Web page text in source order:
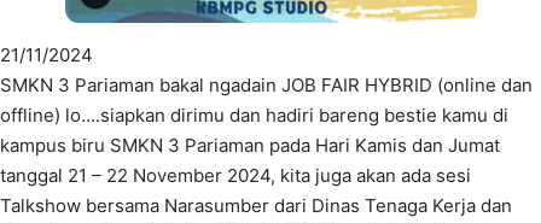
21/11/2024
SMKN 3 Pariaman bakal ngadain JOB FAIR HYBRID (online dan
offline) lo….siapkan dirimu dan hadiri bareng bestie kamu di
kampus biru SMKN 3 Pariaman pada Hari Kamis dan Jumat
tanggal 21 – 22 November 2024, kita juga akan ada sesi
Talkshow bersama Narasumber dari Dinas Tenaga Kerja dan